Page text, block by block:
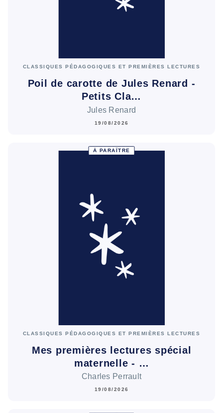
CLASSIQUES PÉDAGOGIQUES ET PREMIÈRES LECTURES
Poil de carotte de Jules Renard -
Petits Cla…
Jules Renard
19/08/2026
À PARAÎTRE
CLASSIQUES PÉDAGOGIQUES ET PREMIÈRES LECTURES
Mes premières lectures spécial
maternelle - …
Charles Perrault
19/08/2026